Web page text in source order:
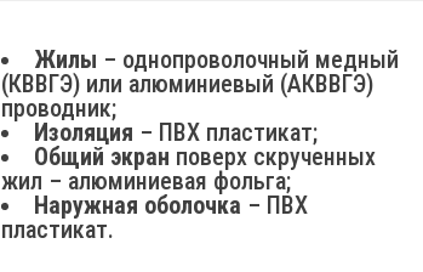
Жилы – однопроволочный медный
(КВВГЭ) или алюминиевый (АКВВГЭ)
проводник;
Изоляция – ПВХ пластикат;
Общий экран поверх скрученных
жил – алюминиевая фольга;
Наружная оболочка – ПВХ
пластикат.